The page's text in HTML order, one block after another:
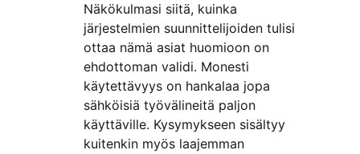
Näkökulmasi siitä, kuinka
järjestelmien suunnittelijoiden tulisi
ottaa nämä asiat huomioon on
ehdottoman validi. Monesti
käytettävyys on hankalaa jopa
sähköisiä työvälineitä paljon
käyttäville. Kysymykseen sisältyy
kuitenkin myös laajemman